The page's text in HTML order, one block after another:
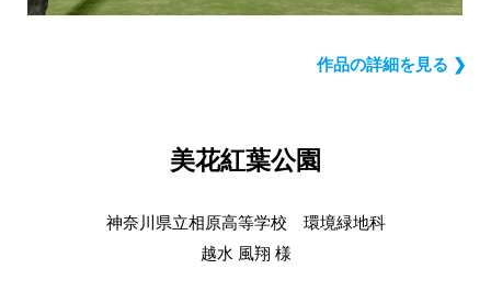
作品の詳細を見る ❯
美花紅葉公園
神奈川県立相原高等学校 環境緑地科
越水 風翔 様